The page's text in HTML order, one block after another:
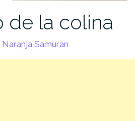
de la colina
Naranja Samuran